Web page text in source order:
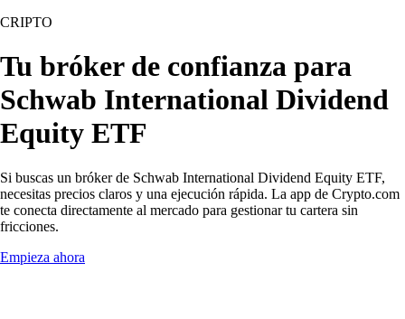
CRIPTO
Tu bróker de confianza para
Schwab International Dividend
Equity ETF
Si buscas un bróker de Schwab International Dividend Equity ETF,
necesitas precios claros y una ejecución rápida. La app de Crypto.com
te conecta directamente al mercado para gestionar tu cartera sin
fricciones.
Empieza ahora